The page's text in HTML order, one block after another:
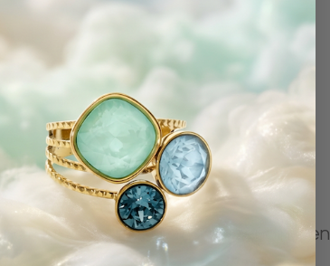
10% korting, gratis verzending en